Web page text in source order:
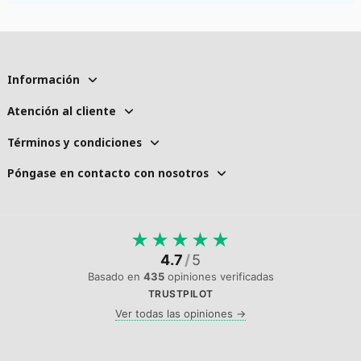
Información
Atención al cliente
Términos y condiciones
Póngase en contacto con nosotros
★ ★ ★ ★ ★
4.7/5
Basado en 435opiniones verificadas
TRUSTPILOT
Ver todas las opiniones →